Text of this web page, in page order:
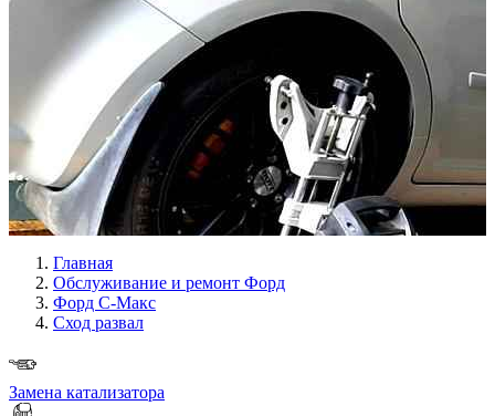
Главная
Обслуживание и ремонт Форд
Форд С-Макс
Сход развал
Замена катализатора